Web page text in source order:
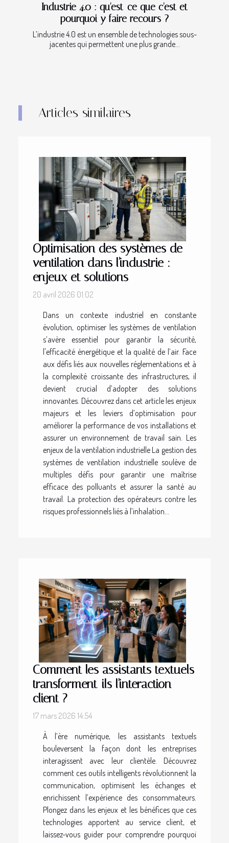
Industrie 4.0 : qu'est-ce que c'est et
pourquoi y faire recours ?
L’industrie 4.0 est un ensemble de technologies sous-
jacentes qui permettent une plus grande...
Articles similaires
Optimisation des systèmes de
ventilation dans l'industrie :
enjeux et solutions
20 avril 2026 01:02
Dans un contexte industriel en constante
évolution, optimiser les systèmes de ventilation
s’avère essentiel pour garantir la sécurité,
l'efficacité énergétique et la qualité de l’air. Face
aux défis liés aux nouvelles réglementations et à
la complexité croissante des infrastructures, il
devient crucial d’adopter des solutions
innovantes. Découvrez dans cet article les enjeux
majeurs et les leviers d’optimisation pour
améliorer la performance de vos installations et
assurer un environnement de travail sain. Les
enjeux de la ventilation industrielle La gestion des
systèmes de ventilation industrielle soulève de
multiples défis pour garantir une maîtrise
efficace des polluants et assurer la santé au
travail. La protection des opérateurs contre les
risques professionnels liés à l’inhalation...
Comment les assistants textuels
transforment-ils l'interaction
client ?
17 mars 2026 14:54
À l’ère numérique, les assistants textuels
bouleversent la façon dont les entreprises
interagissent avec leur clientèle. Découvrez
comment ces outils intelligents révolutionnent la
communication, optimisent les échanges et
enrichissent l’expérience des consommateurs.
Plongez dans les enjeux et les bénéfices que ces
technologies apportent au service client, et
laissez-vous guider pour comprendre pourquoi